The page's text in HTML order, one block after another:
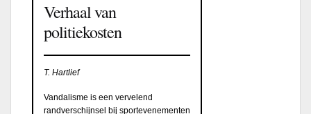
Verhaal van
politiekosten
T. Hartlief
Vandalisme is een vervelend
randverschijnsel bij sportevenementen